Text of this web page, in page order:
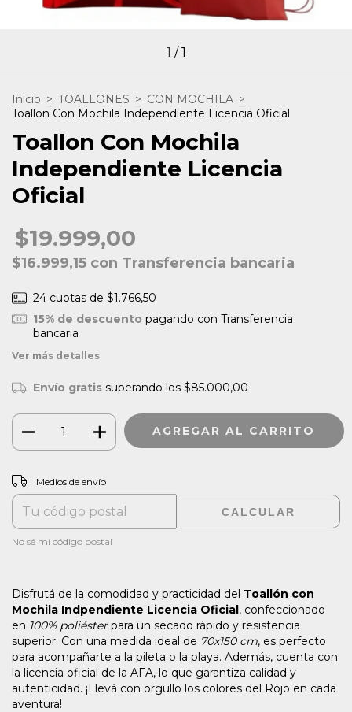
1 /1
Inicio > TOALLONES > CON MOCHILA >
Toallon Con Mochila Independiente Licencia Oficial
Toallon Con Mochila
Independiente Licencia
Oficial
$19.999,00
$16.999,15 con Transferencia bancaria
24 cuotas de $1.766,50
15% de descuento pagando con Transferencia
bancaria
Ver más detalles
Envío gratis superando los $85.000,00
Entregas para el CP:
Medios de envío
CALCULAR
No sé mi código postal
Disfrutá de la comodidad y practicidad del Toallón con
Mochila Indpendiente Licencia Oficial, confeccionado
en 100% poliésterpara un secado rápido y resistencia
superior. Con una medida ideal de 70x150 cm, es perfecto
para acompañarte a la pileta o la playa. Además, cuenta con
la licencia oficial de la AFA, lo que garantiza calidad y
autenticidad. ¡Llevá con orgullo los colores del Rojo en cada
aventura!